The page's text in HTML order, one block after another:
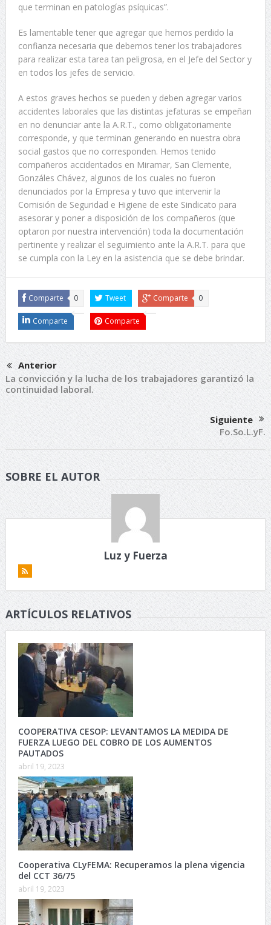
que terminan en patologías psíquicas”.
Es lamentable tener que agregar que hemos perdido la
confianza necesaria que debemos tener los trabajadores
para realizar esta tarea tan peligrosa, en el Jefe del Sector y
en todos los jefes de servicio.
A estos graves hechos se pueden y deben agregar varios
accidentes laborales que las distintas jefaturas se empeñan
en no denunciar ante la A.R.T., como obligatoriamente
corresponde, y que terminan generando en nuestra obra
social gastos que no corresponden. Hemos tenido
compañeros accidentados en Miramar, San Clemente,
Gonzáles Chávez, algunos de los cuales no fueron
denunciados por la Empresa y tuvo que intervenir la
Comisión de Seguridad e Higiene de este Sindicato para
asesorar y poner a disposición de los compañeros (que
optaron por nuestra intervención) toda la documentación
pertinente y realizar el seguimiento ante la A.R.T. para que
se cumpla con la Ley en la asistencia que se debe brindar.
Comparte 0 Tweet Comparte 0
Comparte Comparte
Anterior
La convicción y la lucha de los trabajadores garantizó la
continuidad laboral.
Siguiente
Fo.So.L.yF.
SOBRE EL AUTOR
Luz y Fuerza
ARTÍCULOS RELATIVOS
COOPERATIVA CESOP: LEVANTAMOS LA MEDIDA DE
FUERZA LUEGO DEL COBRO DE LOS AUMENTOS
PAUTADOS
abril 19, 2023
Cooperativa CLyFEMA: Recuperamos la plena vigencia
del CCT 36/75
abril 19, 2023